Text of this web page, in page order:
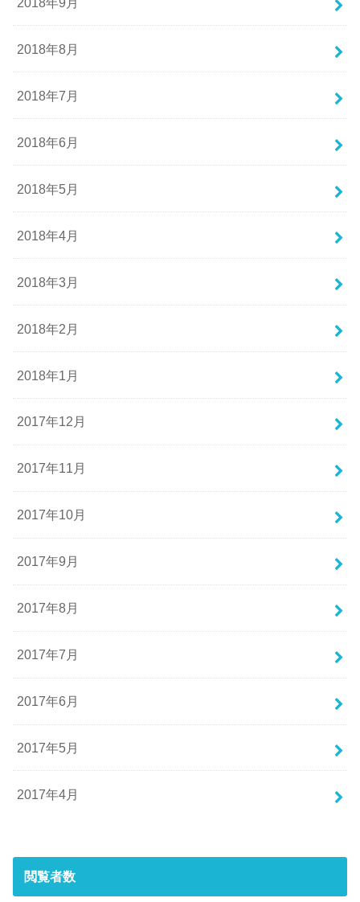
2018年8月
2018年7月
2018年6月
2018年5月
2018年4月
2018年3月
2018年2月
2018年1月
2017年12月
2017年11月
2017年10月
2017年9月
2017年8月
2017年7月
2017年6月
2017年5月
2017年4月
閲覧者数